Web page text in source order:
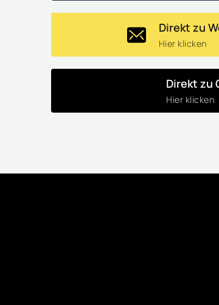
Direkt zu
Hier klicken
Direkt zu
Hier klicken